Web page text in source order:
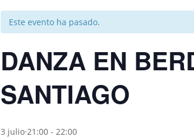
Este evento ha pasado.
DANZA EN
SANTIAGO
3 julio·21:00 - 22:00